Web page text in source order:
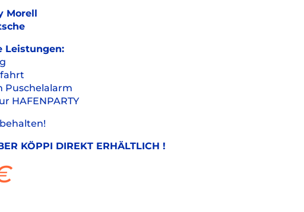
Morell
Leistungen:
Puschelalarm
HAFENPARTY
KÖPPI DIREKT ERHÄLTLICH !